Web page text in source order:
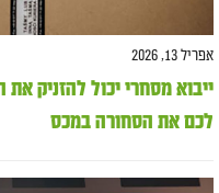
אפריל 13, 2026
לכם את הסחורה במכס